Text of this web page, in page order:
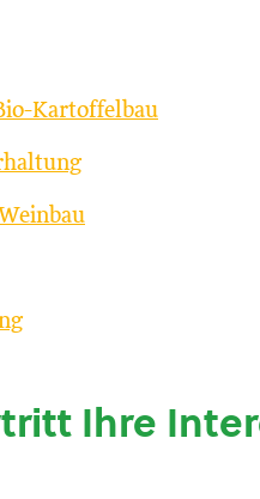
Kartoffelbau
Ihre